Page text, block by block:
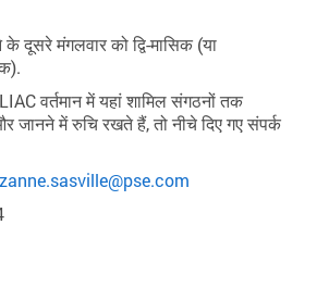
के दूसरे मंगलवार को द्वि-मासिक (या
LIAC वर्तमान में यहां शामिल संगठनों तक
जानने में रुचि रखते हैं, तो नीचे दिए गए संपर्क